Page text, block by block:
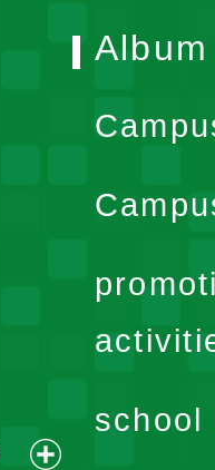
Album
school